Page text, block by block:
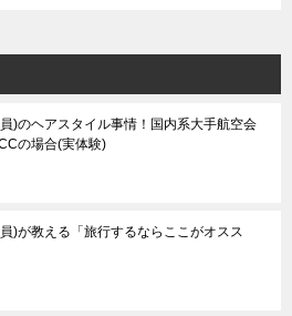
)のヘアスタイル事情！国内系大手航空会
の場合(実体験)
)が教える「旅行するならここがオスス